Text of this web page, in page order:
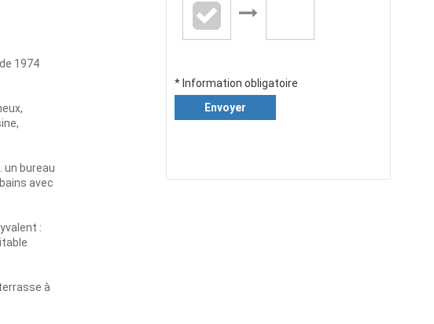
1974
bureau
avec
:
à
* Information obligatoire
Envoyer